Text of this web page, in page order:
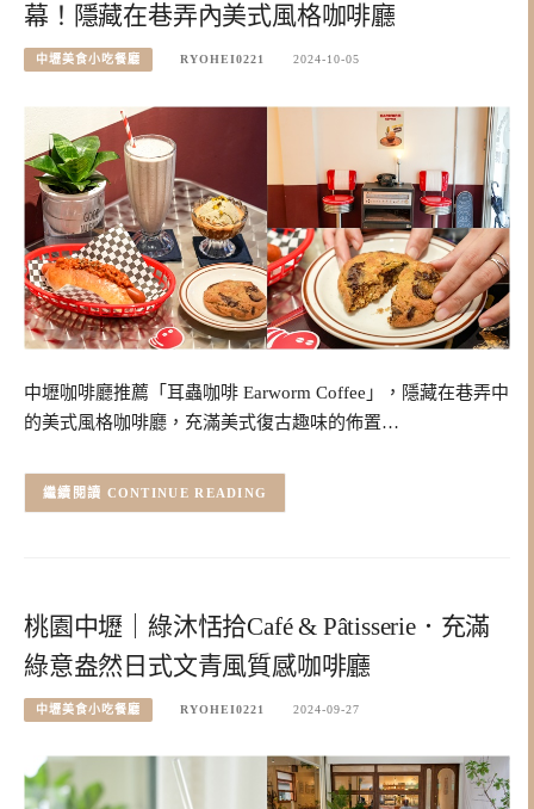
幕！隱藏在巷弄內美式風格咖啡廳
中壢美食小吃餐廳 RYOHEI0221 2024-10-05
中壢咖啡廳推薦「耳蟲咖啡 Earworm Coffee」，隱藏在巷弄中
的美式風格咖啡廳，充滿美式復古趣味的佈置…
CONTINUE READING
桃園中壢｜綠沐恬拾Café & Pâtisserie．充滿
綠意盎然日式文青風質感咖啡廳
中壢美食小吃餐廳 RYOHEI0221 2024-09-27